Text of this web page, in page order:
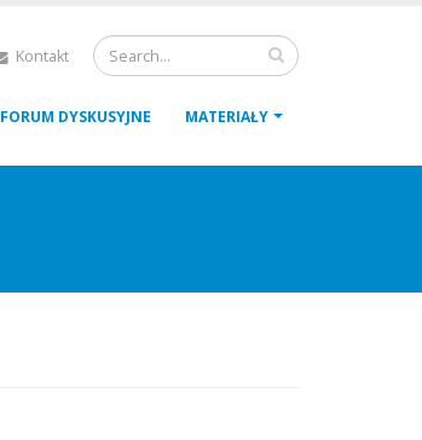
Kontakt
FORUM DYSKUSYJNE MATERIAŁY